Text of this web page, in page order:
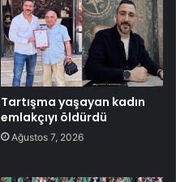
Tartışma yaşayan kadın
emlakçıyı öldürdü
Ağustos 7, 2026